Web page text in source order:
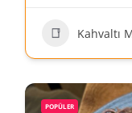
Kahvaltı
POPÜLER